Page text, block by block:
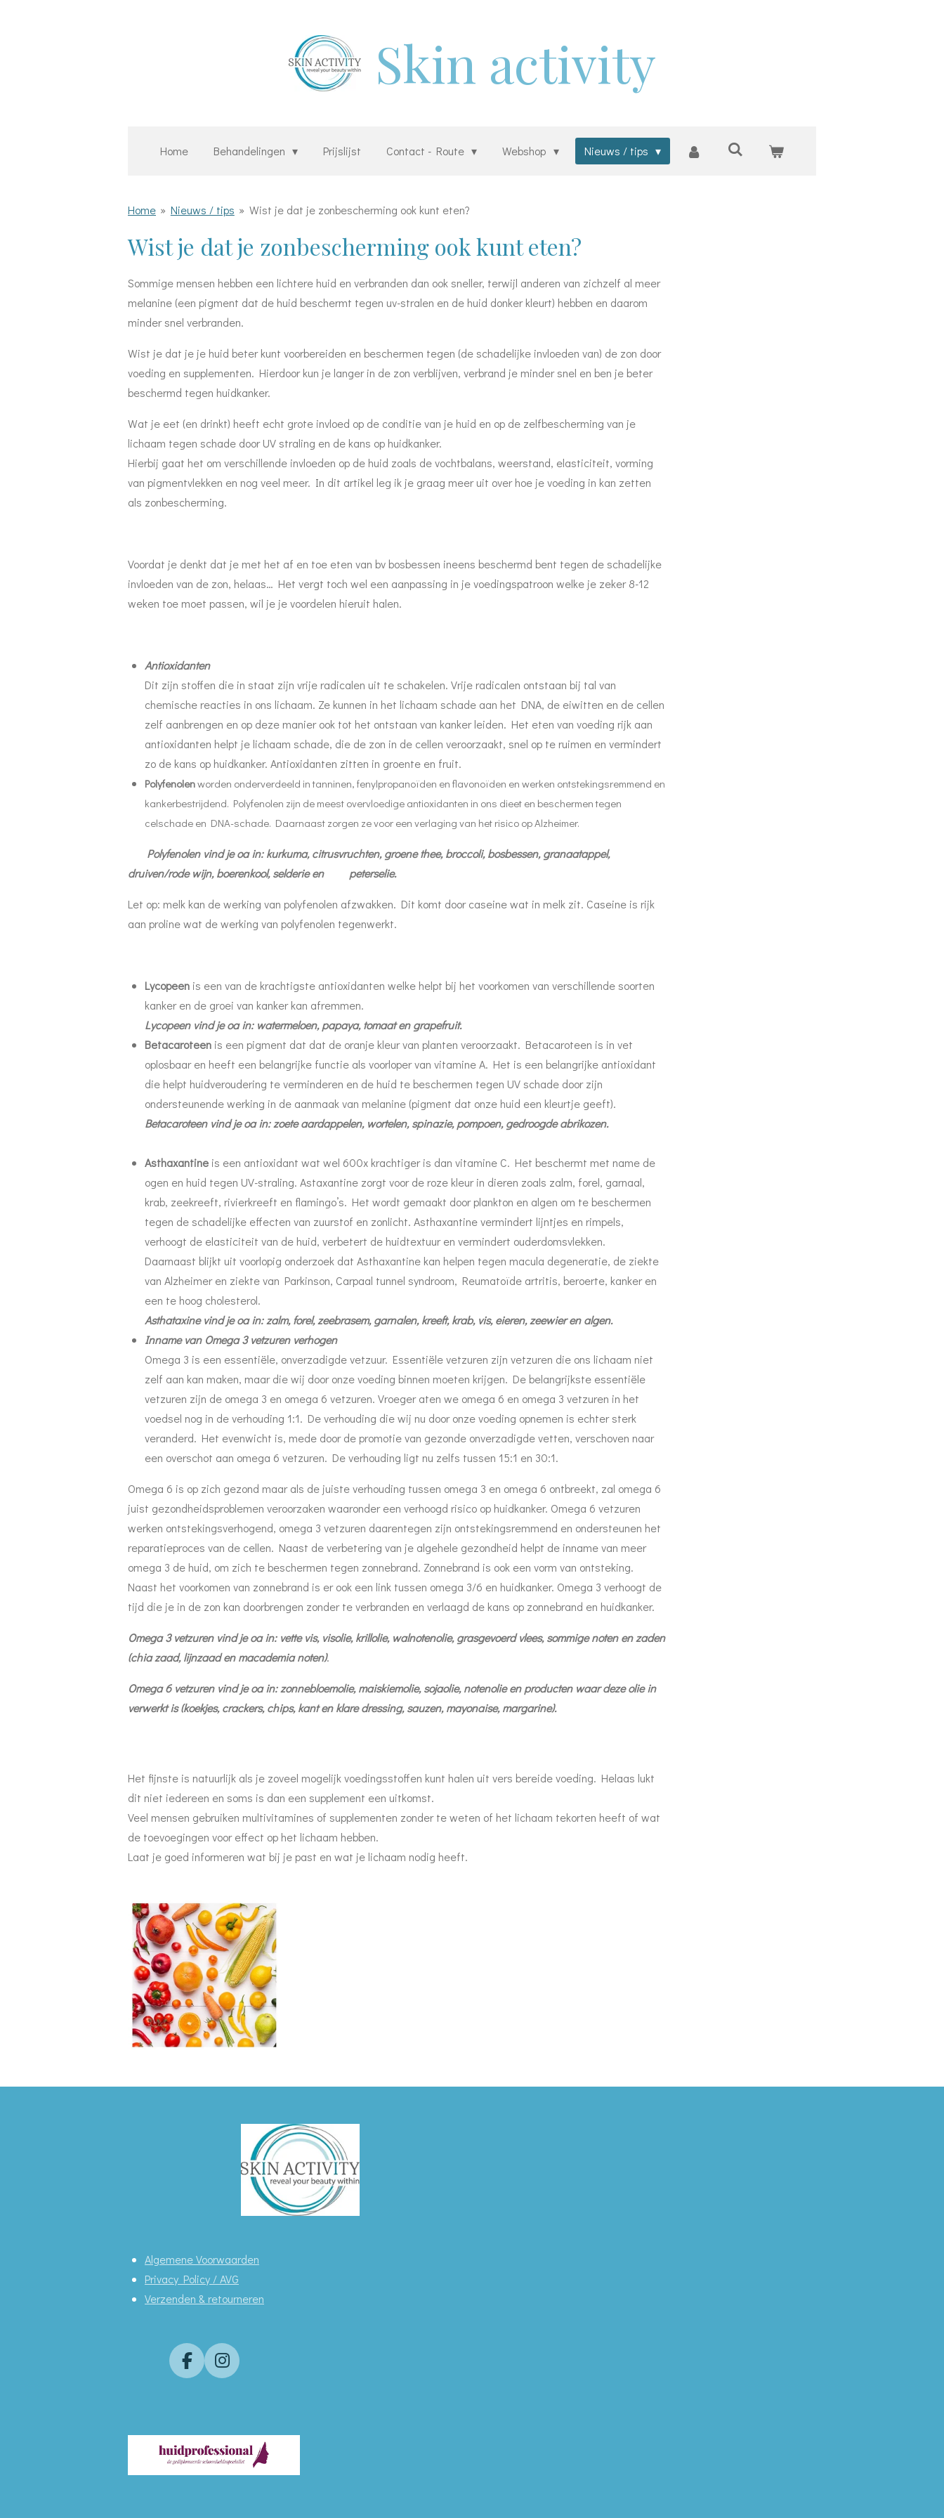
Skin activity
Home Behandelingen Prijslijst Contact - Route Webshop Nieuws / tips
Home » Nieuws / tips » Wist je dat je zonbescherming ook kunt eten?
Wist je dat je zonbescherming ook kunt eten?
Sommige mensen hebben een lichtere huid en verbranden dan ook sneller, terwijl anderen van zichzelf al meer
melanine (een pigment dat de huid beschermt tegen uv-stralen en de huid donker kleurt) hebben en daarom
minder snel verbranden.
Wist je dat je je huid beter kunt voorbereiden en beschermen tegen (de schadelijke invloeden van) de zon door
voeding en supplementen. Hierdoor kun je langer in de zon verblijven, verbrand je minder snel en ben je beter
beschermd tegen huidkanker.
Wat je eet (en drinkt) heeft echt grote invloed op de conditie van je huid en op de zelfbescherming van je
lichaam tegen schade door UV straling en de kans op huidkanker.
Hierbij gaat het om verschillende invloeden op de huid zoals de vochtbalans, weerstand, elasticiteit, vorming
van pigmentvlekken en nog veel meer. In dit artikel leg ik je graag meer uit over hoe je voeding in kan zetten
als zonbescherming.
Voordat je denkt dat je met het af en toe eten van bv bosbessen ineens beschermd bent tegen de schadelijke
invloeden van de zon, helaas… Het vergt toch wel een aanpassing in je voedingspatroon welke je zeker 8-12
weken toe moet passen, wil je je voordelen hieruit halen.
Antioxidanten
Dit zijn stoffen die in staat zijn vrije radicalen uit te schakelen. Vrije radicalen ontstaan bij tal van
chemische reacties in ons lichaam. Ze kunnen in het lichaam schade aan het DNA, de eiwitten en de cellen
zelf aanbrengen en op deze manier ook tot het ontstaan van kanker leiden. Het eten van voeding rijk aan
antioxidanten helpt je lichaam schade, die de zon in de cellen veroorzaakt, snel op te ruimen en vermindert
zo de kans op huidkanker. Antioxidanten zitten in groente en fruit.
Polyfenolenworden onderverdeeld in tanninen, fenylpropanoïden en flavonoïden en werken ontstekingsremmend en
kankerbestrijdend. Polyfenolen zijn de meest overvloedige antioxidanten in ons dieet en beschermen tegen
celschade en DNA-schade. Daarnaast zorgen ze voor een verlaging van het risico op Alzheimer.
Polyfenolen vind je oa in: kurkuma, citrusvruchten, groene thee, broccoli, bosbessen, granaatappel,
druiven/rode wijn, boerenkool, selderie en peterselie.
Let op: melk kan de werking van polyfenolen afzwakken. Dit komt door caseine wat in melk zit. Caseine is rijk
aan proline wat de werking van polyfenolen tegenwerkt.
Lycopeen is een van de krachtigste antioxidanten welke helpt bij het voorkomen van verschillende soorten
kanker en de groei van kanker kan afremmen.
Lycopeen vind je oa in: watermeloen, papaya, tomaat en grapefruit.
Betacaroteen is een pigment dat dat de oranje kleur van planten veroorzaakt. Betacaroteen is in vet
oplosbaar en heeft een belangrijke functie als voorloper van vitamine A. Het is een belangrijke antioxidant
die helpt huidveroudering te verminderen en de huid te beschermen tegen UV schade door zijn
ondersteunende werking in de aanmaak van melanine (pigment dat onze huid een kleurtje geeft).
Betacaroteen vind je oa in: zoete aardappelen, wortelen, spinazie, pompoen, gedroogde abrikozen.
Asthaxantine is een antioxidant wat wel 600x krachtiger is dan vitamine C. Het beschermt met name de
ogen en huid tegen UV-straling. Astaxantine zorgt voor de roze kleur in dieren zoals zalm, forel, garnaal,
krab, zeekreeft, rivierkreeft en flamingo’s. Het wordt gemaakt door plankton en algen om te beschermen
tegen de schadelijke effecten van zuurstof en zonlicht. Asthaxantine vermindert lijntjes en rimpels,
verhoogt de elasticiteit van de huid, verbetert de huidtextuur en vermindert ouderdomsvlekken.
Daarnaast blijkt uit voorlopig onderzoek dat Asthaxantine kan helpen tegen macula degeneratie, de ziekte
van Alzheimer en ziekte van Parkinson, Carpaal tunnel syndroom, Reumatoïde artritis, beroerte, kanker en
een te hoog cholesterol.
Asthataxine vind je oa in: zalm, forel, zeebrasem, garnalen, kreeft, krab, vis, eieren, zeewier en algen.
Inname van Omega 3 vetzuren verhogen
Omega 3 is een essentiële, onverzadigde vetzuur. Essentiële vetzuren zijn vetzuren die ons lichaam niet
zelf aan kan maken, maar die wij door onze voeding binnen moeten krijgen. De belangrijkste essentiële
vetzuren zijn de omega 3 en omega 6 vetzuren. Vroeger aten we omega 6 en omega 3 vetzuren in het
voedsel nog in de verhouding 1:1. De verhouding die wij nu door onze voeding opnemen is echter sterk
veranderd. Het evenwicht is, mede door de promotie van gezonde onverzadigde vetten, verschoven naar
een overschot aan omega 6 vetzuren. De verhouding ligt nu zelfs tussen 15:1 en 30:1.
Omega 6 is op zich gezond maar als de juiste verhouding tussen omega 3 en omega 6 ontbreekt, zal omega 6
juist gezondheidsproblemen veroorzaken waaronder een verhoogd risico op huidkanker. Omega 6 vetzuren
werken ontstekingsverhogend, omega 3 vetzuren daarentegen zijn ontstekingsremmend en ondersteunen het
reparatieproces van de cellen. Naast de verbetering van je algehele gezondheid helpt de inname van meer
omega 3 de huid, om zich te beschermen tegen zonnebrand. Zonnebrand is ook een vorm van ontsteking.
Naast het voorkomen van zonnebrand is er ook een link tussen omega 3/6 en huidkanker. Omega 3 verhoogt de
tijd die je in de zon kan doorbrengen zonder te verbranden en verlaagd de kans op zonnebrand en huidkanker.
Omega 3 vetzuren vind je oa in: vette vis, visolie, krillolie, walnotenolie, grasgevoerd vlees, sommige noten en zaden
(chia zaad, lijnzaad en macademia noten).
Omega 6 vetzuren vind je oa in: zonnebloemolie, maiskiemolie, sojaolie, notenolie en producten waar deze olie in
verwerkt is (koekjes, crackers, chips, kant en klare dressing, sauzen, mayonaise, margarine).
Het fijnste is natuurlijk als je zoveel mogelijk voedingsstoffen kunt halen uit vers bereide voeding. Helaas lukt
dit niet iedereen en soms is dan een supplement een uitkomst.
Veel mensen gebruiken multivitamines of supplementen zonder te weten of het lichaam tekorten heeft of wat
de toevoegingen voor effect op het lichaam hebben.
Laat je goed informeren wat bij je past en wat je lichaam nodig heeft.
Algemene Voorwaarden
Privacy Policy / AVG
Verzenden & retourneren
F
b
o
o
I
a
g
r